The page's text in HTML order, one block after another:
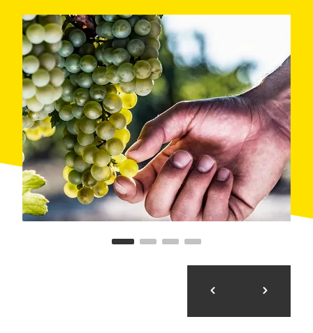
Les visites a aquest celler, situat a prop de
d'Ordal, són conseqüents amb aquesta màxima.
Comencen sempre trepitjant la vinya rere les passes
del mateixEudald Massana, que sol conduir els
visitants i explicar-los totes les fases que componen el
cicle vegetatiu de la planta.
Amarats de la filosofia empresarial, els visitants
entren al modest celler seguintel camí del raïm. Al
llarg de les diverses fases del procés d'elaboració de
vins i caves, les intervencions són didàctiques i
amenes. El circuit acaba amb ladegustaciód'alguns
dels productes de la casa.
A més de les visites a la vinya i al celler, Eudald
. Així, prèvia concertació, es pot participar